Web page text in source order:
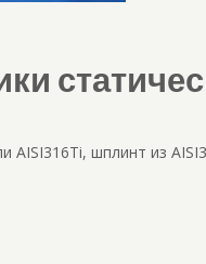
AISI316Ti, шплинт из